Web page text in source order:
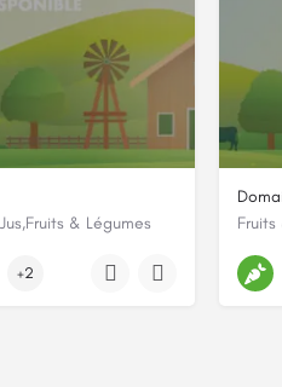
& Légumes
+2